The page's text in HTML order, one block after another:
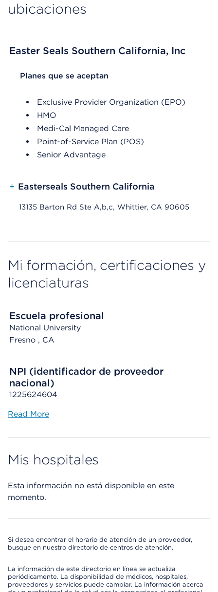
ubicaciones
Easter Seals Southern California, Inc
List Header Planes que se aceptan
Planes que se aceptan
Exclusive Provider Organization (EPO)
HMO
Medi-Cal Managed Care
Point-of-Service Plan (POS)
Senior Advantage
+ Easterseals Southern California
13135 Barton Rd Ste A,b,c, Whittier, CA 90605
Mi formación, certificaciones y
licenciaturas
Escuela profesional
National University
Fresno , CA
NPI (identificador de proveedor
nacional)
1225624604
Read More
Mis hospitales
Esta información no está disponible en este
momento.
Si desea encontrar el horario de atención de un proveedor,
busque en nuestro directorio de centros de atención.
La información de este directorio en línea se actualiza
periódicamente. La disponibilidad de médicos, hospitales,
proveedores y servicios puede cambiar. La información acerca